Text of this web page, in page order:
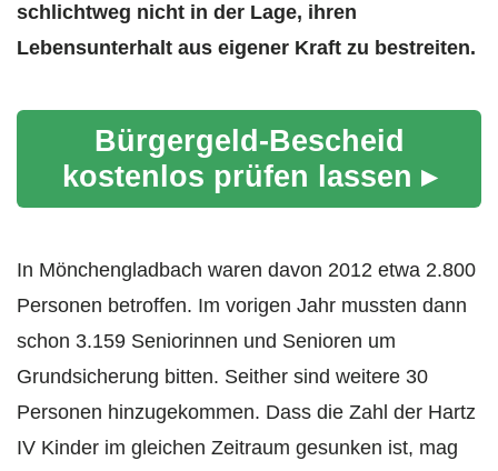
schlichtweg nicht in der Lage, ihren
Lebensunterhalt aus eigener Kraft zu bestreiten.
Bürgergeld-Bescheid
kostenlos prüfen lassen ▸
In Mönchengladbach waren davon 2012 etwa 2.800
Personen betroffen. Im vorigen Jahr mussten dann
schon 3.159 Seniorinnen und Senioren um
Grundsicherung bitten. Seither sind weitere 30
Personen hinzugekommen. Dass die Zahl der Hartz
IV Kinder im gleichen Zeitraum gesunken ist, mag